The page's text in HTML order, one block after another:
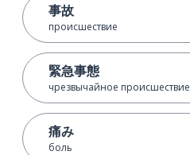
事故
происшествие
緊急事態
чрезвычайное происшествие
痛み
боль